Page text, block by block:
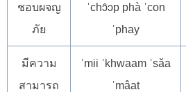
ชอบผจญ
ภัย
ˈchɔ̂ɔp phà ˈcon
ˈphay
มีความ
สามารถ
ˈmii ˈkhwaam ˈsǎa
ˈmâat